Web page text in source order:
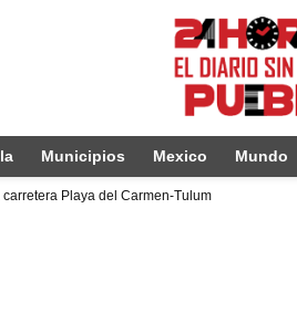
Municipios Mexico Mundo
Playa del Carmen-Tulum